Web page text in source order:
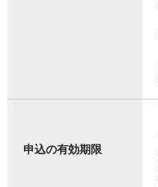
申込の有効期限